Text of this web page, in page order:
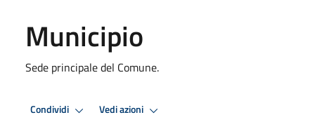
Municipio
Sede principale del Comune.
Condividi Vedi azioni